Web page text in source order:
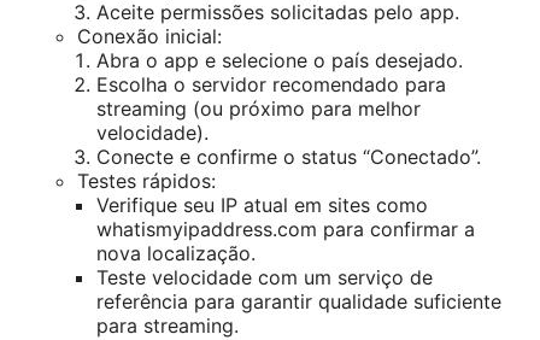
Aceite permissões solicitadas pelo app.
Conexão inicial:
Abra o app e selecione o país desejado.
Escolha o servidor recomendado para
streaming (ou próximo para melhor
velocidade).
Conecte e confirme o status “Conectado”.
Testes rápidos:
Verifique seu IP atual em sites como
whatismyipaddress.com para confirmar a
nova localização.
Teste velocidade com um serviço de
referência para garantir qualidade suficiente
para streaming.